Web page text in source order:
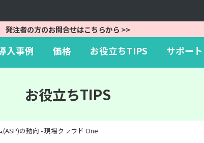
content
発注者の方のお問合せはこちらから >>
入事例 価格 お役立ちTIPS サポート
お役立ちTIPS
の動向 - 現場クラウド One